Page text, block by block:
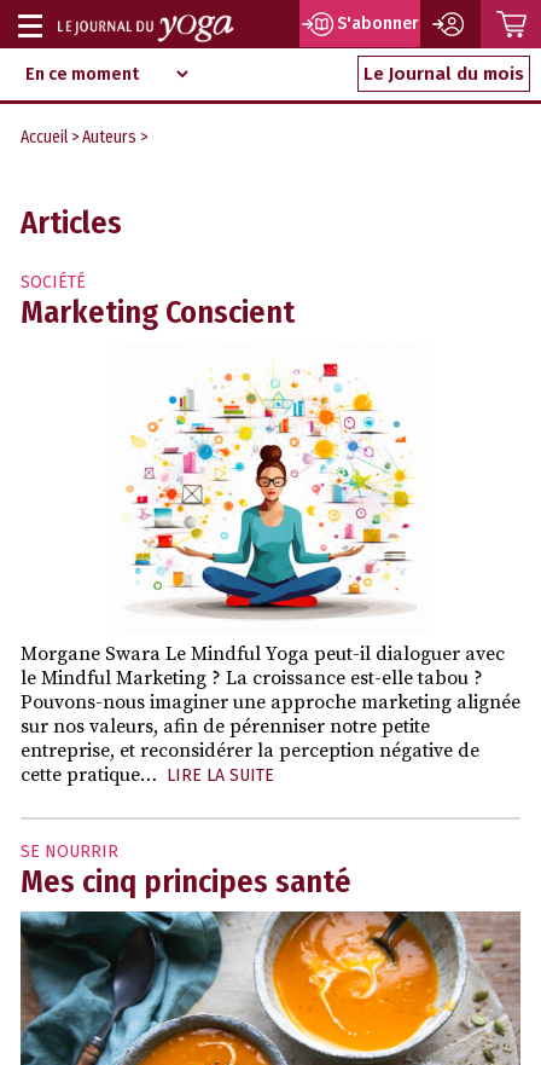
Aller
au
contenu
d‘information
indépendant
Afficher
ou
masquer
navigation
S'abonner
Le Journal du mois
Accueil >Auteurs >
Articles
SOCIÉTÉ
Marketing Conscient
Morgane Swara Le Mindful Yoga peut-il dialoguer avec
le Mindful Marketing ? La croissance est-elle tabou ?
Pouvons-nous imaginer une approche marketing alignée
sur nos valeurs, afin de pérenniser notre petite
entreprise, et reconsidérer la perception négative de
cette pratique… LIRE LA SUITE
SE NOURRIR
Mes cinq principes santé